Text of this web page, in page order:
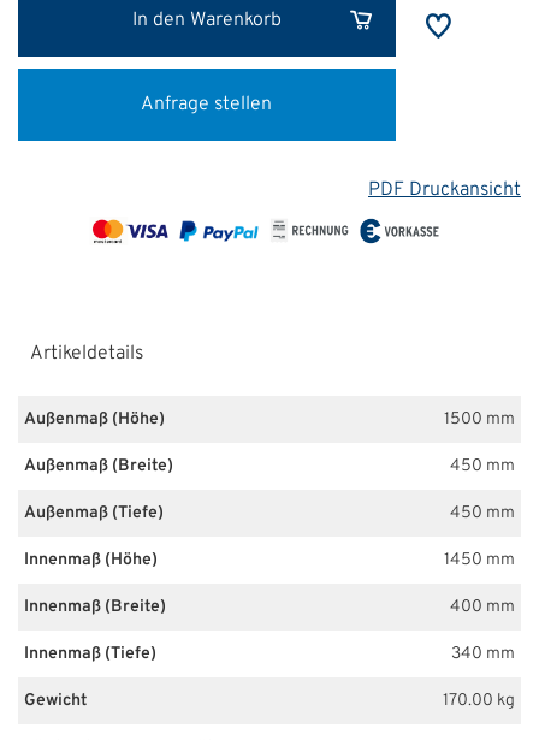
In den Warenkorb
Anfrage stellen
PDF Druckansicht
Artikeldetails
Außenmaß (Höhe) 1500 mm
Außenmaß (Breite) 450 mm
Außenmaß (Tiefe) 450 mm
Innenmaß (Höhe) 1450 mm
Innenmaß (Breite) 400 mm
Innenmaß (Tiefe) 340 mm
Gewicht 170.00 kg